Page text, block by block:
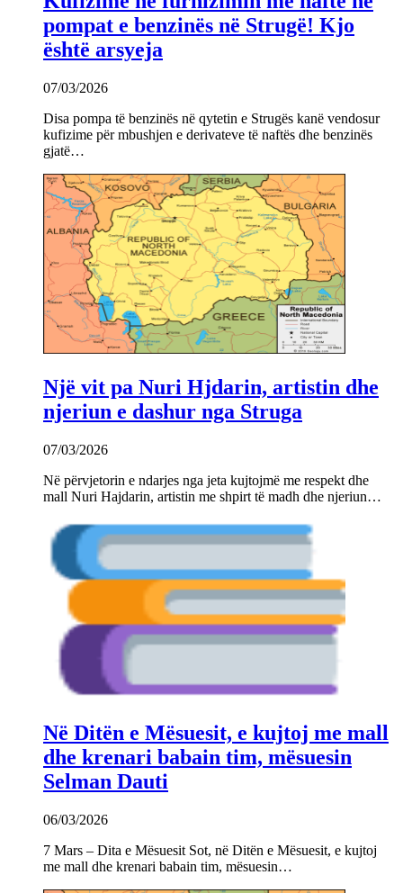
pompat e benzinës në Strugë! Kjo
është arsyeja
07/03/2026
Disa pompa të benzinës në qytetin e Strugës kanë vendosur
kufizime për mbushjen e derivateve të naftës dhe benzinës
gjatë…
Një vit pa Nuri Hjdarin, artistin dhe
njeriun e dashur nga Struga
07/03/2026
Në përvjetorin e ndarjes nga jeta kujtojmë me respekt dhe
mall Nuri Hajdarin, artistin me shpirt të madh dhe njeriun…
Në Ditën e Mësuesit, e kujtoj me mall
dhe krenari babain tim, mësuesin
Selman Dauti
06/03/2026
7 Mars – Dita e Mësuesit Sot, në Ditën e Mësuesit, e kujtoj
me mall dhe krenari babain tim, mësuesin…